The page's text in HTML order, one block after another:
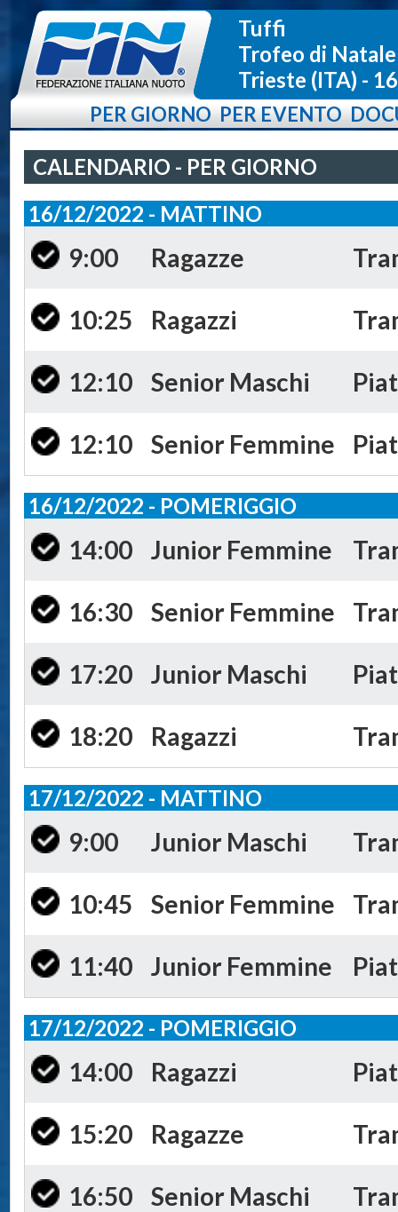
Tuffi
Trofeo di Natale
Trieste (ITA) -
PER GIORNO PER EVENTO
CALENDARIO - PER GIORNO
16/12/2022 - MATTINO
9:00 Ragazze
10:25 Ragazzi
12:10 Senior Maschi
12:10 Senior Femmine
16/12/2022 - POMERIGGIO
14:00 Junior Femmine
16:30 Senior Femmine
17:20 Junior Maschi
18:20 Ragazzi
17/12/2022 - MATTINO
9:00 Junior Maschi
10:45 Senior Femmine
11:40 Junior Femmine
17/12/2022 - POMERIGGIO
14:00 Ragazzi
15:20 Ragazze
16:50 Senior Maschi